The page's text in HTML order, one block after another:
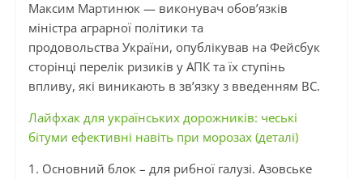
Максим Мартинюк — виконувач обов’язків
міністра аграрної політики та
продовольства України, опублікував на Фейсбук
сторінці перелік ризиків у АПК та їх ступінь
впливу, які виникають в зв’язку з введенням ВС.
Лайфхак для українських дорожників: чеські
бітуми ефективні навіть при морозах (деталі)
1. Основний блок – для рибної галузі. Азовське